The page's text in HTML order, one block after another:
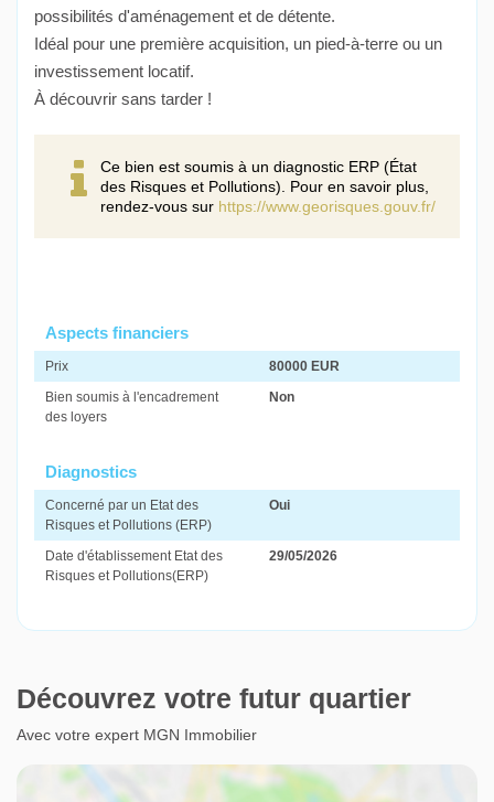
possibilités d'aménagement et de détente.
Idéal pour une première acquisition, un pied-à-terre ou un
investissement locatif.
À découvrir sans tarder !
Ce bien est soumis à un diagnostic ERP (État
des Risques et Pollutions). Pour en savoir plus,
rendez-vous sur https://www.georisques.gouv.fr/
Aspects financiers
Prix
80000 EUR
Bien soumis à l'encadrement
des loyers
Non
Diagnostics
Concerné par un Etat des
Risques et Pollutions (ERP)
Oui
Date d'établissement Etat des
Risques et Pollutions(ERP)
29/05/2026
Découvrez votre futur quartier
Avec votre expert MGN Immobilier